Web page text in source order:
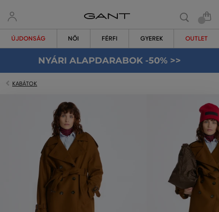
ÚJDONSÁG NŐI FÉRFI GYEREK OUTLET
NYÁRI ALAPDARABOK -50% >>
KABÁTOK